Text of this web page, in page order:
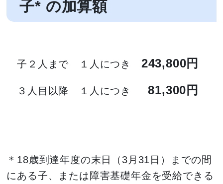
子* の加算額
子２人まで １人につき 243,800円
３人目以降 １人につき81,300円
＊18歳到達年度の末日（3月31日）までの間
にある子、または障害基礎年金を受給できる